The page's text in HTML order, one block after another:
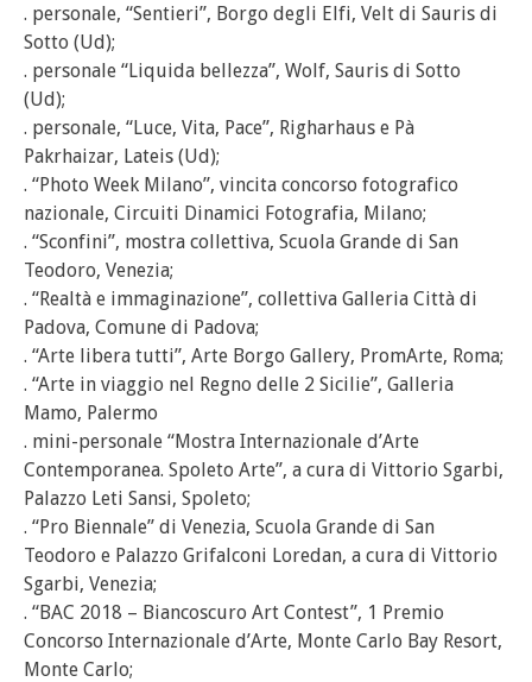
. personale, “Sentieri”, Borgo degli Elfi, Velt di Sauris di
Sotto (Ud);
. personale “Liquida bellezza”, Wolf, Sauris di Sotto
(Ud);
. personale, “Luce, Vita, Pace”, Righarhaus e Pà
Pakrhaizar, Lateis (Ud);
. “Photo Week Milano”, vincita concorso fotografico
nazionale, Circuiti Dinamici Fotografia, Milano;
. “Sconfini”, mostra collettiva, Scuola Grande di San
Teodoro, Venezia;
. “Realtà e immaginazione”, collettiva Galleria Città di
Padova, Comune di Padova;
. “Arte libera tutti”, Arte Borgo Gallery, PromArte, Roma;
. “Arte in viaggio nel Regno delle 2 Sicilie”, Galleria
Mamo, Palermo
. mini-personale “Mostra Internazionale d’Arte
Contemporanea. Spoleto Arte”, a cura di Vittorio Sgarbi,
Palazzo Leti Sansi, Spoleto;
. “Pro Biennale” di Venezia, Scuola Grande di San
Teodoro e Palazzo Grifalconi Loredan, a cura di Vittorio
Sgarbi, Venezia;
. “BAC 2018 – Biancoscuro Art Contest”, 1 Premio
Concorso Internazionale d’Arte, Monte Carlo Bay Resort,
Monte Carlo;